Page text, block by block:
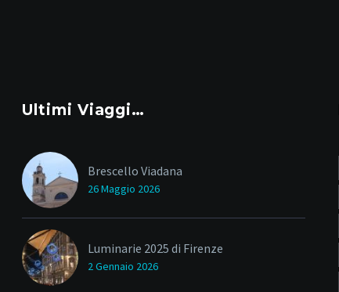
Ultimi Viaggi…
Brescello Viadana
26 Maggio 2026
Luminarie 2025 di Firenze
2 Gennaio 2026